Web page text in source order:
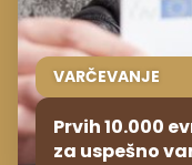
VARČEVANJE
Prvih 10.000
za uspešno